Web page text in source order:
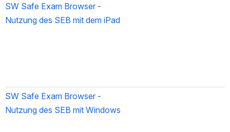
SW Safe Exam Browser -
Nutzung des SEB mit dem iPad
SW Safe Exam Browser -
Nutzung des SEB mit Windows